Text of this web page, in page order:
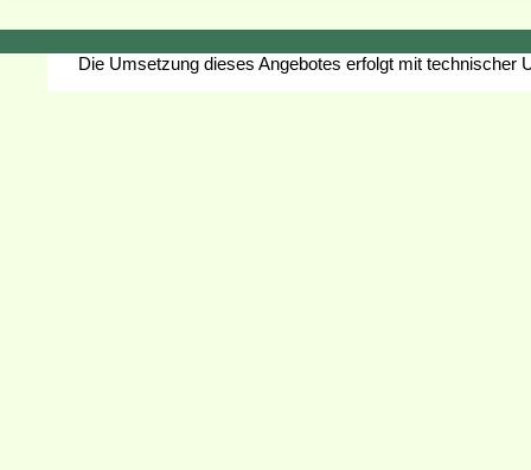
Die Umsetzung dieses Angebotes erfolgt mit technischer